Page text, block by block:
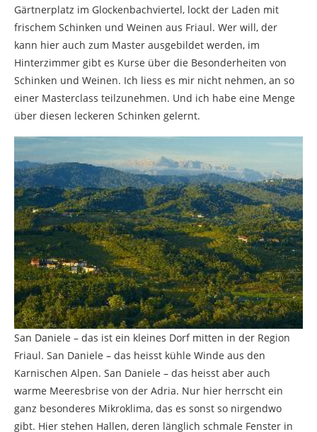
Gärtnerplatz im Glockenbachviertel, lockt der Laden mit
frischem Schinken und Weinen aus Friaul. Wer will, der
kann hier auch zum Master ausgebildet werden, im
Hinterzimmer gibt es Kurse über die Besonderheiten von
Schinken und Weinen. Ich liess es mir nicht nehmen, an so
einer Masterclass teilzunehmen. Und ich habe eine Menge
über diesen leckeren Schinken gelernt.
San Daniele – das ist ein kleines Dorf mitten in der Region
Friaul. San Daniele – das heisst kühle Winde aus den
Karnischen Alpen. San Daniele – das heisst aber auch
warme Meeresbrise von der Adria. Nur hier herrscht ein
ganz besonderes Mikroklima, das es sonst so nirgendwo
gibt. Hier stehen Hallen, deren länglich schmale Fenster in